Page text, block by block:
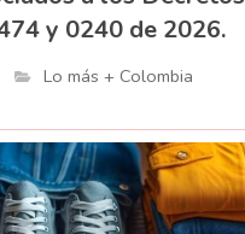
y 0240 de 2026.
Lo más + Colombia